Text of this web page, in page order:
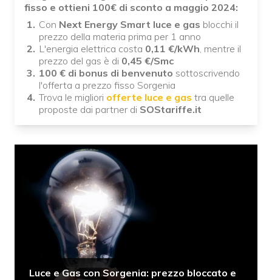
fisso e ottieni 100€ di sconto a maggio 2024:
Con Next Energy Smart luce e gas blocchi il
prezzo della materia prima per 1 anno
L'energia elettrica costa 0,11 €/kWh, mentre il
prezzo del gas è di 0,45 €/Smc
100 € di bonus di benvenuto sottoscrivendo
l'offerta a prezzo fisso Sorgenia
Trova le migliori offerte luce e gas tra quelle
proposte dai partner di SOStariffe.it
Luce e Gas con Sorgenia: prezzo bloccato e